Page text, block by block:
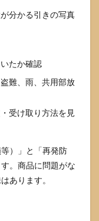
分かる引きの写真
たか確認
難、雨、共用部放
受け取り方法を見
）」と「再発防
。商品に問題がな
あります。